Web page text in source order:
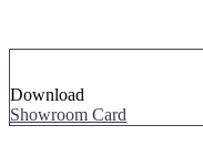
Download
Showroom Card